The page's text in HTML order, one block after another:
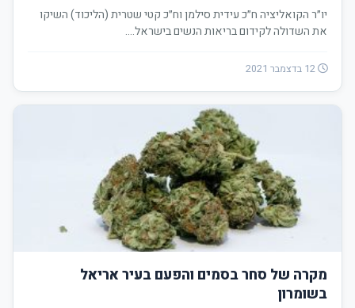
יו״ר הקואליציה ח״כ עידית סילמן וח״כ קטי שטרית (הליכוד) השיקו
את השדולה לקידום בריאות הנשים בישראל.…
12 בדצמבר 2021
מקרה של סחר בסמים והפעם בעיר אריאל
בשומרון